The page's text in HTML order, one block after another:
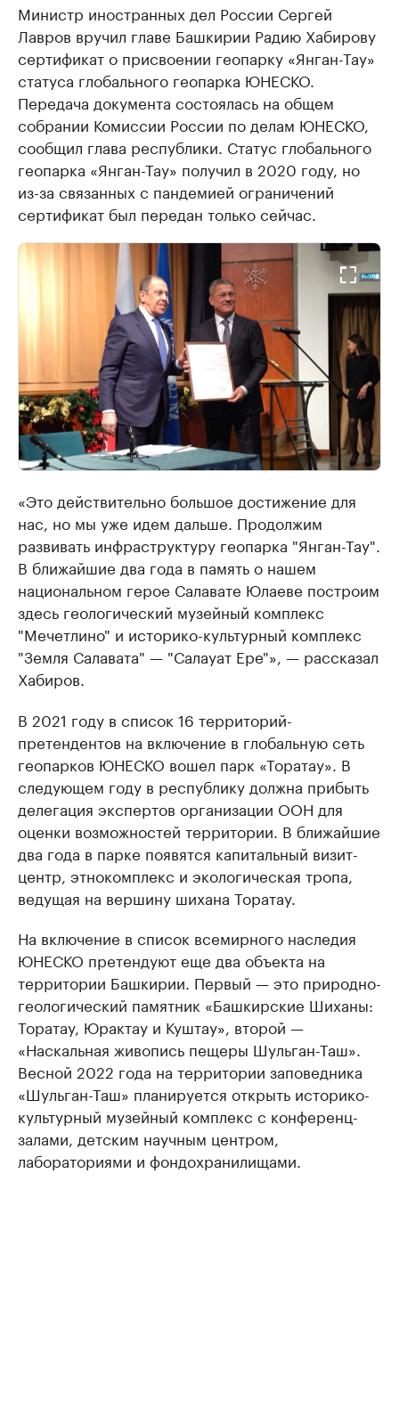
Министр иностранных дел России Сергей
Лавров вручил главе Башкирии Радию Хабирову
сертификат о присвоении геопарку «Янган-Тау»
статуса глобального геопарка ЮНЕСКО.
Передача документа состоялась на общем
собрании Комиссии России по делам ЮНЕСКО,
сообщил глава республики. Статус глобального
геопарка «Янган-Тау» получил в 2020 году, но
из-за связанных с пандемией ограничений
сертификат был передан только сейчас.
«Это действительно большое достижение для
нас, но мы уже идем дальше. Продолжим
развивать инфраструктуру геопарка "Янган-Тау".
В ближайшие два года в память о нашем
национальном герое Салавате Юлаеве построим
здесь геологический музейный комплекс
"Мечетлино" и историко-культурный комплекс
"Земля Салавата" — "Салауат Ере"», — рассказал
Хабиров.
В 2021 году в список 16 территорий-
претендентов на включение в глобальную сеть
геопарков ЮНЕСКО вошел парк «Торатау». В
следующем году в республику должна прибыть
делегация экспертов организации ООН для
оценки возможностей территории. В ближайшие
два года в парке появятся капитальный визит-
центр, этнокомплекс и экологическая тропа,
ведущая на вершину шихана Торатау.
На включение в список всемирного наследия
ЮНЕСКО претендуют еще два объекта на
территории Башкирии. Первый — это природно-
геологический памятник «Башкирские Шиханы:
Торатау, Юрактау и Куштау», второй —
«Наскальная живопись пещеры Шульган-Таш».
Весной 2022 года на территории заповедника
«Шульган-Таш» планируется открыть историко-
культурный музейный комплекс с конференц-
залами, детским научным центром,
лабораториями и фондохранилищами.